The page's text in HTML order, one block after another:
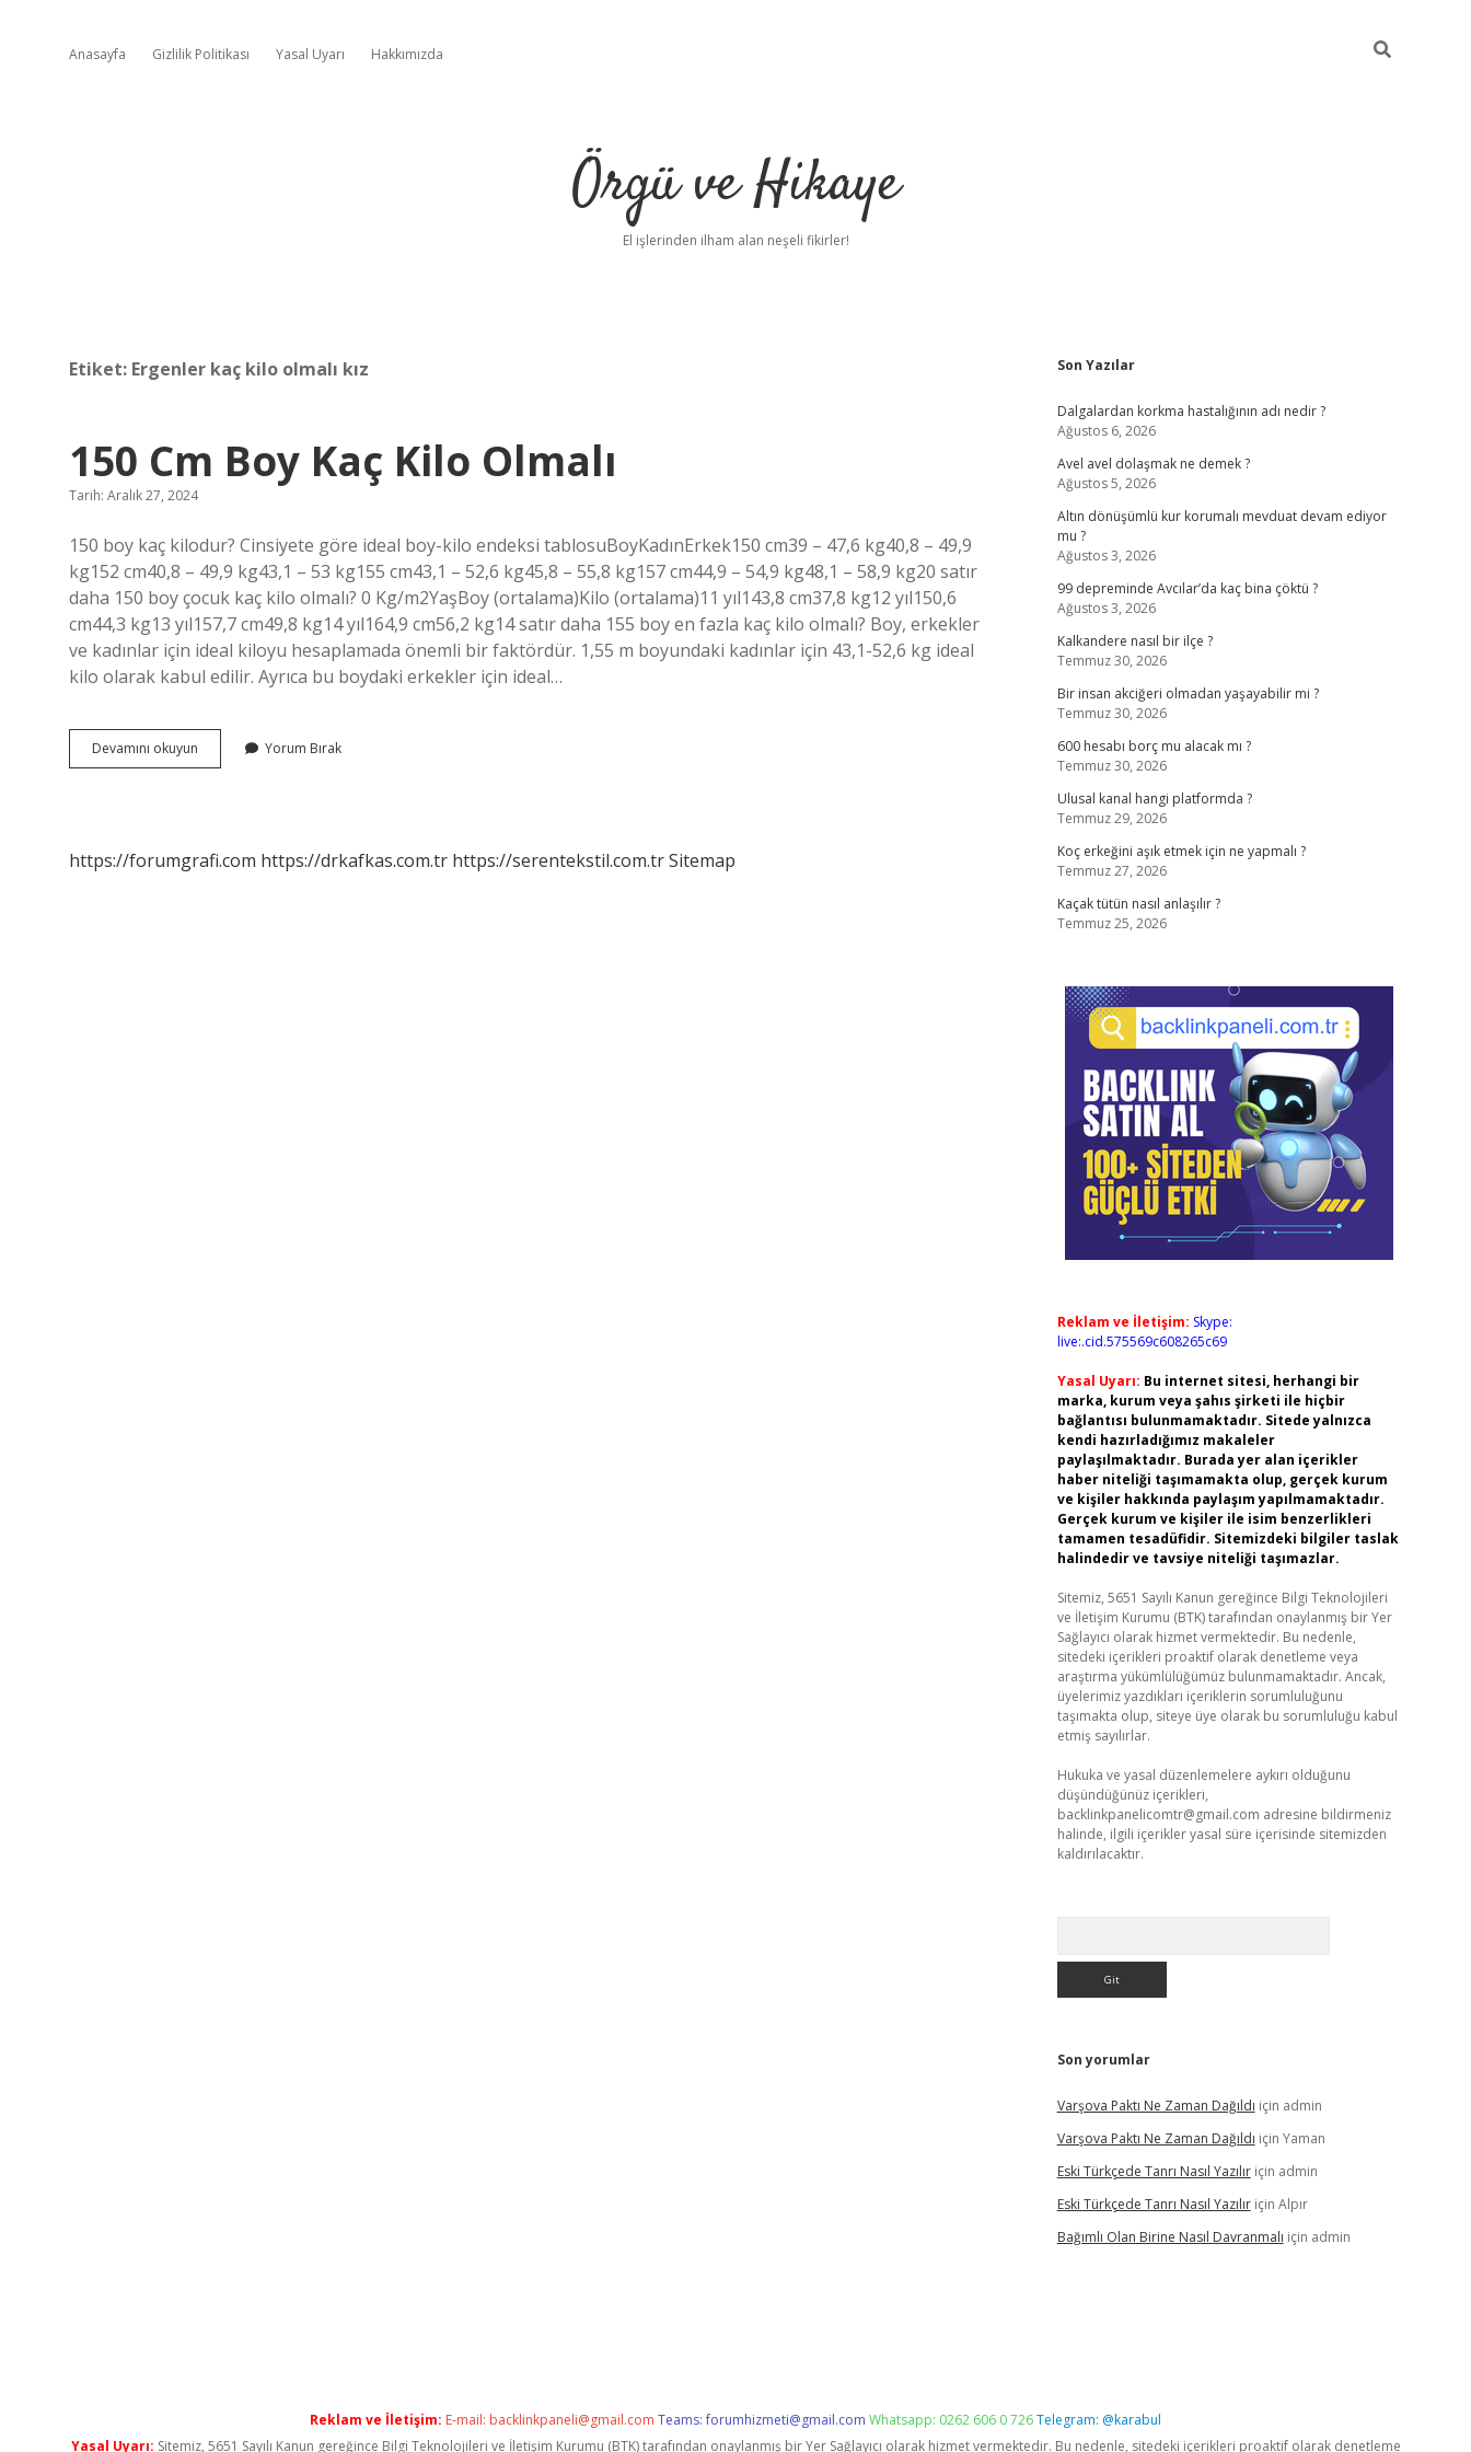
Anasayfa Gizlilik Politikası Yasal Uyarı Hakkımızda
Örgü ve Hikaye
El işlerinden ilham alan neşeli fikirler!
Etiket: Ergenler kaç kilo olmalı kız
150 Cm Boy Kaç Kilo Olmalı
Tarih: Aralık 27, 2024
150 boy kaç kilodur? Cinsiyete göre ideal boy-kilo endeksi tablosuBoyKadınErkek150 cm39 – 47,6 kg40,8 – 49,9
kg152 cm40,8 – 49,9 kg43,1 – 53 kg155 cm43,1 – 52,6 kg45,8 – 55,8 kg157 cm44,9 – 54,9 kg48,1 – 58,9 kg20 satır
daha 150 boy çocuk kaç kilo olmalı? 0 Kg/m2YaşBoy (ortalama)Kilo (ortalama)11 yıl143,8 cm37,8 kg12 yıl150,6
cm44,3 kg13 yıl157,7 cm49,8 kg14 yıl164,9 cm56,2 kg14 satır daha 155 boy en fazla kaç kilo olmalı? Boy, erkekler
ve kadınlar için ideal kiloyu hesaplamada önemli bir faktördür. 1,55 m boyundaki kadınlar için 43,1-52,6 kg ideal
kilo olarak kabul edilir. Ayrıca bu boydaki erkekler için ideal…
Devamını okuyun
Cm
Yorum Bırak
https://forumgrafi.com https://drkafkas.com.tr https://serentekstil.com.trSitemap
Sidebar
Son Yazılar
Dalgalardan korkma hastalığının adı nedir ?
Ağustos 6, 2026
Avel avel dolaşmak ne demek ?
Ağustos 5, 2026
Altın dönüşümlü kur korumalı mevduat devam ediyor
mu ?
Ağustos 3, 2026
99 depreminde Avcılar’da kaç bina çöktü ?
Ağustos 3, 2026
Kalkandere nasıl bir ilçe ?
Temmuz 30, 2026
Bir insan akciğeri olmadan yaşayabilir mi ?
Temmuz 30, 2026
600 hesabı borç mu alacak mı ?
Temmuz 30, 2026
Ulusal kanal hangi platformda ?
Temmuz 29, 2026
Koç erkeğini aşık etmek için ne yapmalı ?
Temmuz 27, 2026
Kaçak tütün nasıl anlaşılır ?
Temmuz 25, 2026
Reklam ve İletişim: Skype:
live:.cid.575569c608265c69
Yasal Uyarı: Bu internet sitesi, herhangi bir
marka, kurum veya şahıs şirketi ile hiçbir
bağlantısı bulunmamaktadır. Sitede yalnızca
kendi hazırladığımız makaleler
paylaşılmaktadır. Burada yer alan içerikler
haber niteliği taşımamakta olup, gerçek kurum
ve kişiler hakkında paylaşım yapılmamaktadır.
Gerçek kurum ve kişiler ile isim benzerlikleri
tamamen tesadüfidir. Sitemizdeki bilgiler taslak
halindedir ve tavsiye niteliği taşımazlar.
Sitemiz, 5651 Sayılı Kanun gereğince Bilgi Teknolojileri
ve İletişim Kurumu (BTK) tarafından onaylanmış bir Yer
Sağlayıcı olarak hizmet vermektedir. Bu nedenle,
sitedeki içerikleri proaktif olarak denetleme veya
araştırma yükümlülüğümüz bulunmamaktadır. Ancak,
üyelerimiz yazdıkları içeriklerin sorumluluğunu
taşımakta olup, siteye üye olarak bu sorumluluğu kabul
etmiş sayılırlar.
Hukuka ve yasal düzenlemelere aykırı olduğunu
düşündüğünüz içerikleri,
backlinkpanelicomtr@gmail.com adresine bildirmeniz
halinde, ilgili içerikler yasal süre içerisinde sitemizden
kaldırılacaktır.
Son yorumlar
Varşova Paktı Ne Zaman Dağıldı için admin
Varşova Paktı Ne Zaman Dağıldı için Yaman
Eski Türkçede Tanrı Nasıl Yazılıriçin admin
Eski Türkçede Tanrı Nasıl Yazılıriçin Alpır
Bağımlı Olan Birine Nasıl Davranmalı için admin
Reklam ve İletişim: E-mail: backlinkpaneli@gmail.com Teams:forumhizmeti@gmail.com Whatsapp: 0262 606 0 726Telegram: @karabul
Yasal Uyarı: Sitemiz, 5651 Sayılı Kanun gereğince Bilgi Teknolojileri ve İletişim Kurumu (BTK) tarafından onaylanmış bir Yer Sağlayıcı olarak hizmet vermektedir. Bu nedenle, sitedeki içerikleri proaktif olarak denetleme